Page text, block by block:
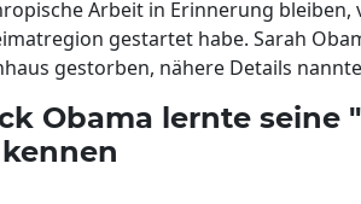
Arbeit in Erinnerung
gestartet habe. Sarah
gestorben, nähere Details
Obama lernte seine